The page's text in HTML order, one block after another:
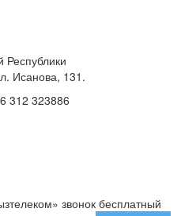
Республики
Исанова, 131.
312 323886
звонок бесплатный